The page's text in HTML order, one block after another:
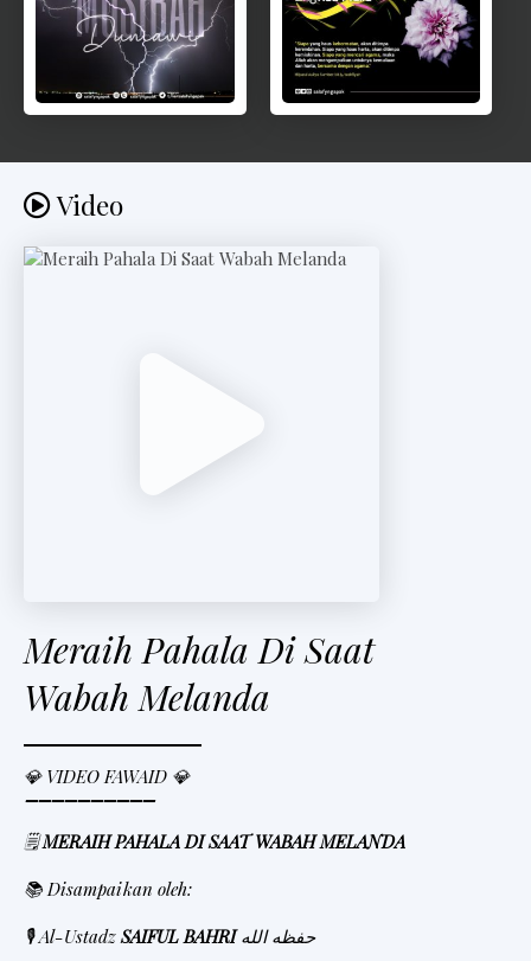
Video
Meraih Pahala Di Saat
Wabah Melanda
💎 VIDEO FAWAID 💎
➖➖➖➖➖➖➖➖➖➖
🗒MERAIH PAHALA DI SAAT WABAH MELANDA
📚 Disampaikan oleh:
🎙 Al-Ustadz SAIFUL BAHRI حفظه الله